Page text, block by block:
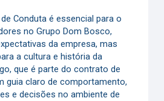
Conduta é essencial para o
no Grupo Dom Bosco,
da empresa, mas
a cultura e história da
que é parte do contrato de
guia claro de comportamento,
e decisões no ambiente de